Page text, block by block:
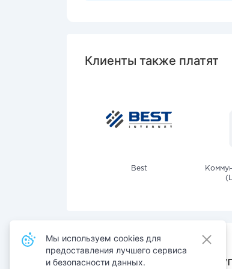
Клиенты также платят
Best
Также оплачивают
Мы используем cookies для
предоставления лучшего сервиса
и безопасности данных.